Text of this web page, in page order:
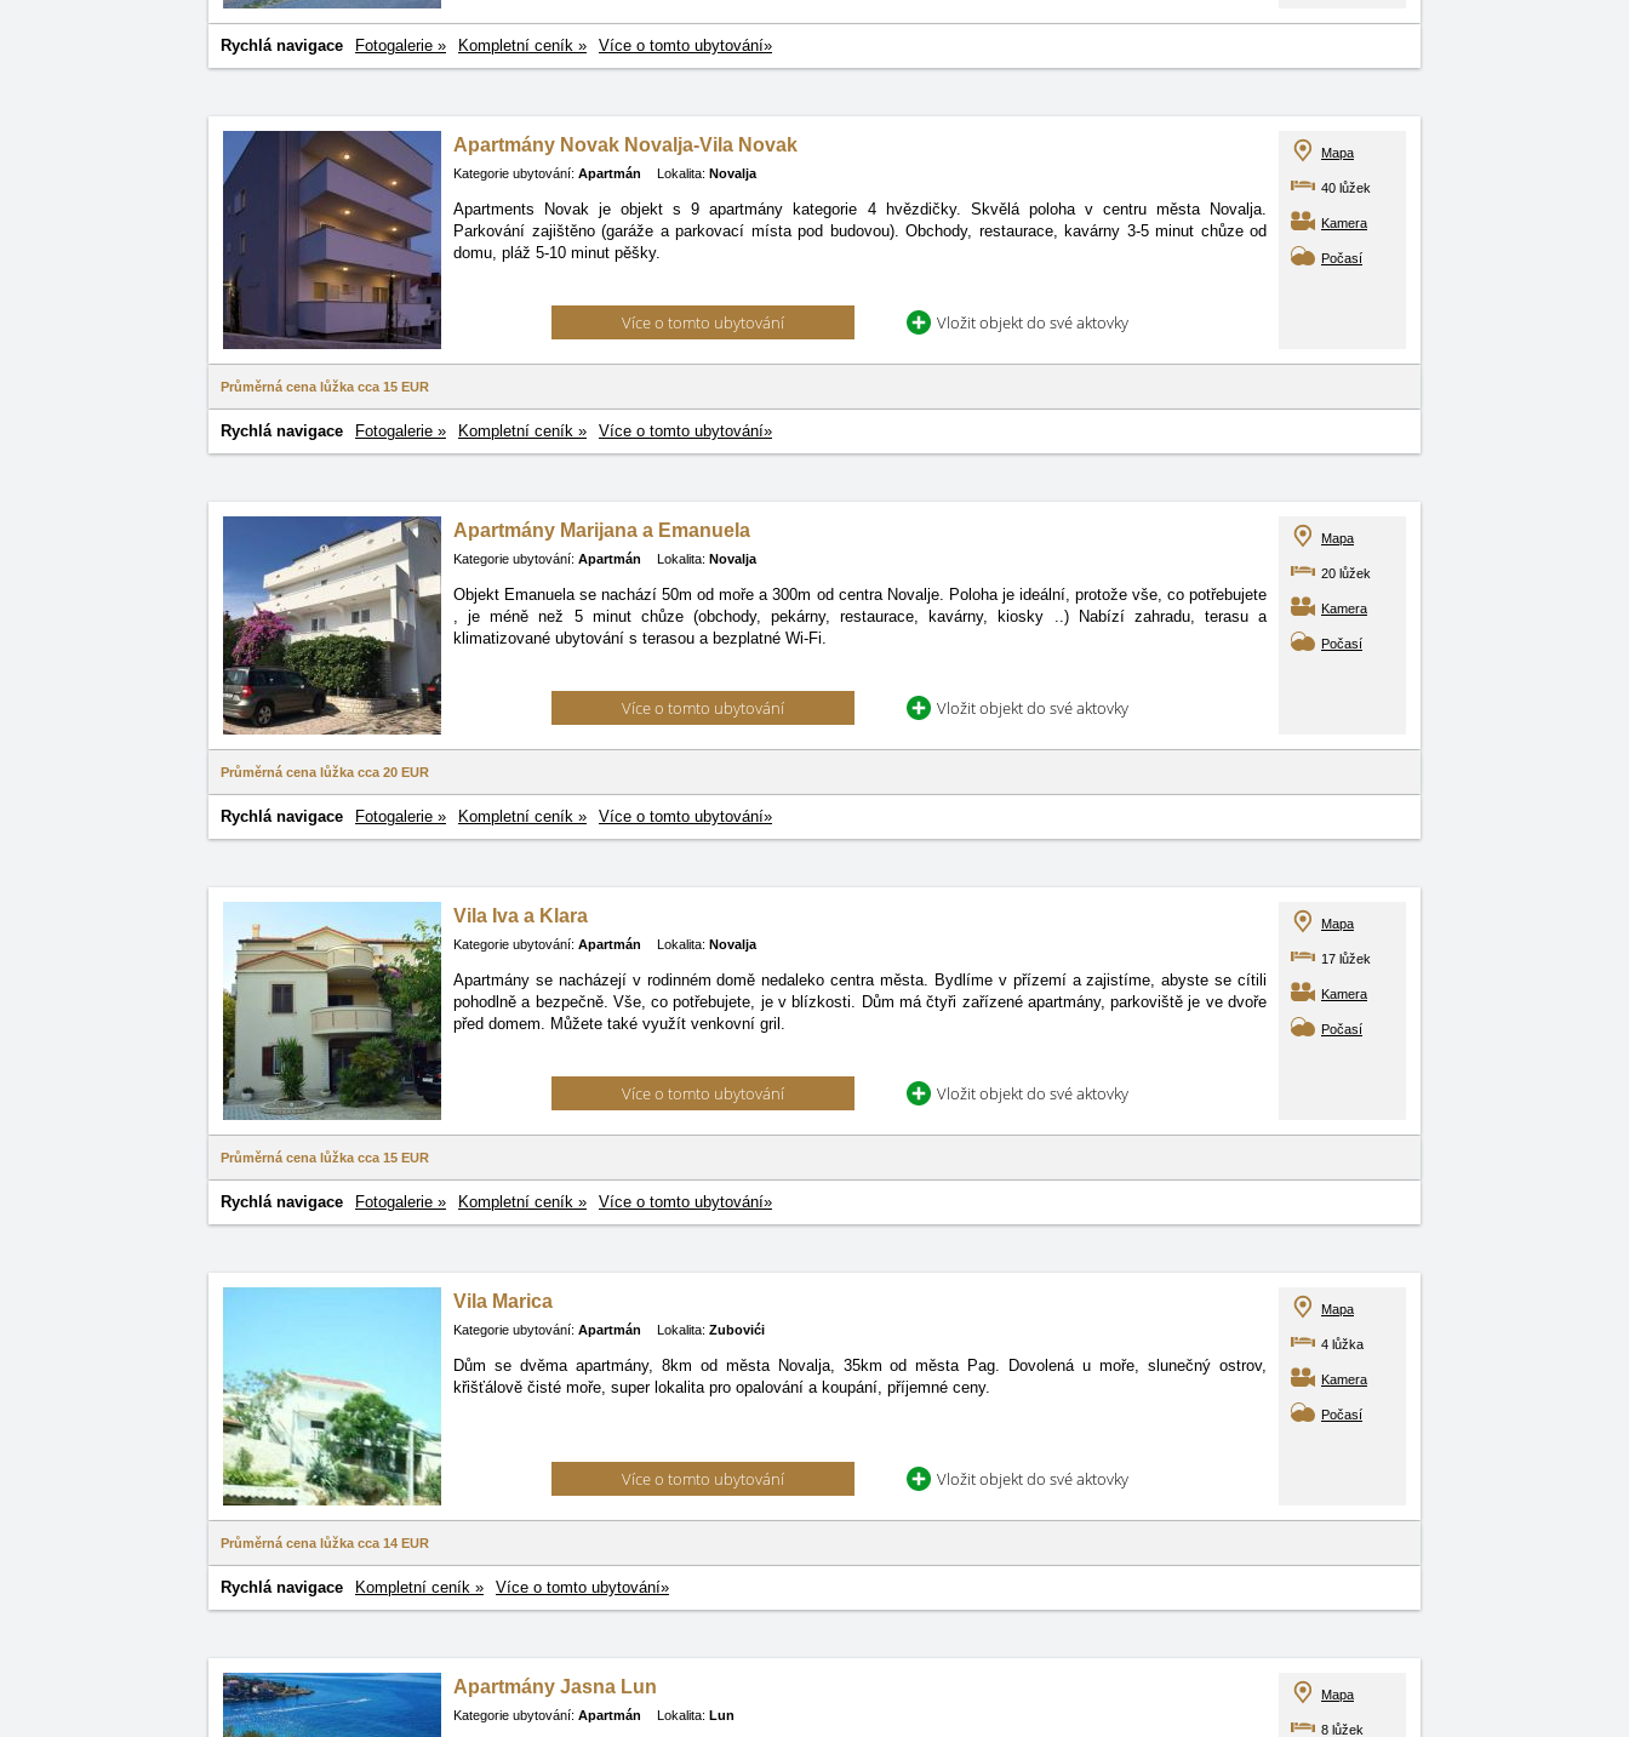
Rychlá navigace Fotogalerie » Kompletní ceník » Více o tomto ubytování»
Apartmány Novak Novalja-Vila Novak
Kategorie ubytování: Apartmán Lokalita: Novalja
Apartments Novak je objekt s 9 apartmány kategorie 4 hvězdičky. Skvělá poloha v centru města Novalja.
Parkování zajištěno (garáže a parkovací místa pod budovou). Obchody, restaurace, kavárny 3-5 minut chůze od
domu, pláž 5-10 minut pěšky.
Více o tomto ubytování Vložit objekt do své aktovky
Mapa
40 lůžek
Kamera
Počasí
Průměrná cena lůžka cca 15 EUR
Rychlá navigace Fotogalerie » Kompletní ceník » Více o tomto ubytování»
Apartmány Marijana a Emanuela
Kategorie ubytování: Apartmán Lokalita: Novalja
Objekt Emanuela se nachází 50m od moře a 300m od centra Novalje. Poloha je ideální, protože vše, co potřebujete
, je méně než 5 minut chůze (obchody, pekárny, restaurace, kavárny, kiosky ..) Nabízí zahradu, terasu a
klimatizované ubytování s terasou a bezplatné Wi-Fi.
Více o tomto ubytování Vložit objekt do své aktovky
Mapa
20 lůžek
Kamera
Počasí
Průměrná cena lůžka cca 20 EUR
Rychlá navigace Fotogalerie » Kompletní ceník » Více o tomto ubytování»
Vila Iva a Klara
Kategorie ubytování: Apartmán Lokalita: Novalja
Apartmány se nacházejí v rodinném domě nedaleko centra města. Bydlíme v přízemí a zajistíme, abyste se cítili
pohodlněa bezpečně. Vše, co potřebujete, je v blízkosti. Dům má čtyři zařízené apartmány, parkoviště je ve dvoře
před domem. Můžete také využít venkovní gril.
Více o tomto ubytování Vložit objekt do své aktovky
Mapa
17 lůžek
Kamera
Počasí
Průměrná cena lůžka cca 15 EUR
Rychlá navigace Fotogalerie » Kompletní ceník » Více o tomto ubytování»
Vila Marica
Kategorie ubytování: Apartmán Lokalita: Zubovići
Dům se dvěma apartmány, 8km od města Novalja, 35km od města Pag. Dovolená u moře, slunečný ostrov,
křišťálově čisté moře, super lokalita pro opalování a koupání, příjemné ceny.
Více o tomto ubytování Vložit objekt do své aktovky
Mapa
4 lůžka
Kamera
Počasí
Průměrná cena lůžka cca 14 EUR
Rychlá navigace Kompletní ceník » Více o tomto ubytování»
Apartmány Jasna Lun
Kategorie ubytování: Apartmán Lokalita: Lun
Mapa
8 lůžek